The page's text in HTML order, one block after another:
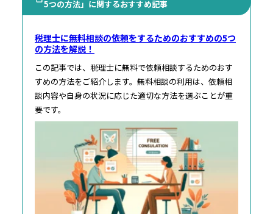
5つの方法」に関するおすすめ記事
税理士に無料相談の依頼をするためのおすすめの5つ
の方法を解説！
この記事では、税理士に無料で依頼相談するためのおす
すめの方法をご紹介します。無料相談の利用は、依頼相
談内容や自身の状況に応じた適切な方法を選ぶことが重
要です。